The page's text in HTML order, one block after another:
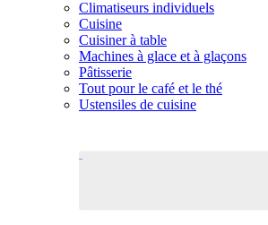
Climatiseurs individuels
Cuisine
Cuisiner à table
Machines à glace et à glaçons
Pâtisserie
Tout pour le café et le thé
Ustensiles de cuisine